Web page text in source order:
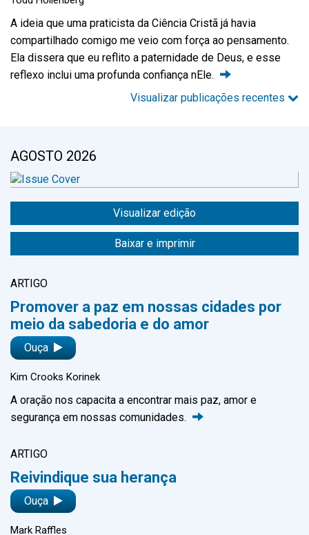
A ideia que uma praticista da Ciência Cristã já havia
compartilhado comigo me veio com força ao pensamento.
Ela dissera que eu reflito a paternidade de Deus, e esse
reflexo inclui uma profunda confiança nEle.
Visualizar publicações recentes
AGOSTO 2026
Visualizar edição
Baixar e imprimir
ARTIGO
Promover a paz em nossas cidades por
meio da sabedoria e do amor
Ouça
Kim Crooks Korinek
A oração nos capacita a encontrar mais paz, amor e
segurança em nossas comunidades.
ARTIGO
Reivindique sua herança
Ouça
Mark Raffles